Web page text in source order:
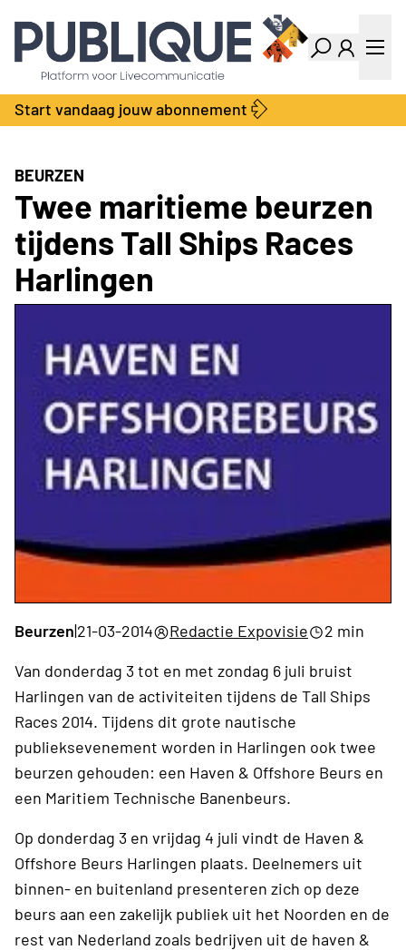
Industry Dashboard
Vacatures
Kalender
Producten
Bedrijvengids
Locatie Finder
Contact
Adverteren
Abonnementen
Start vandaag jouw abonnement
BEURZEN
Twee maritieme beurzen
tijdens Tall Ships Races
Harlingen
Beurzen|21-03-2014 Redactie Expovisie
2 min
Van donderdag 3 tot en met zondag 6 juli bruist
Harlingen van de activiteiten tijdens de Tall Ships
Races 2014. Tijdens dit grote nautische
publieksevenement worden in Harlingen ook twee
beurzen gehouden: een Haven & Offshore Beurs en
een Maritiem Technische Banenbeurs.
Op donderdag 3 en vrijdag 4 juli vindt de Haven &
Offshore Beurs Harlingen plaats. Deelnemers uit
binnen- en buitenland presenteren zich op deze
beurs aan een zakelijk publiek uit het Noorden en de
rest van Nederland zoals bedrijven uit de haven &